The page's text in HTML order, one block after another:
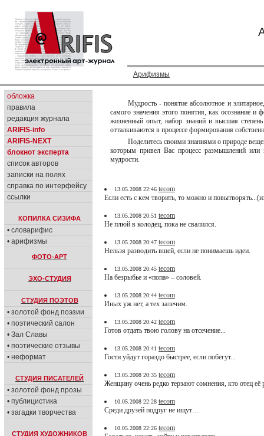
Арифизмы
обложка
правила
редакция журнала
ARIFIS-info
ARIFIS-NEXT
блокнот эксперта
список авторов
записки на полях
справка по интерфейсу
ссылки
КОПИЛКА СИЗИФА
• словарифис
• арифизмы
ФОТО-АРТ
ЭХО-СТУДИЯ
СТУДИЯ ПОЭТОВ
• золотой фонд поэзии
• поэтический салон
• Зал Славы
• поэтические отзывы
• неформат
СТУДИЯ ПИСАТЕЛЕЙ
• золотой фонд прозы
• публицистика
• загадки творчества
СТУДИЯ ХУДОЖНИКОВ
Мудрость - понятие абсолютное и
самого значения этого понятия, как осознание
жизненный опыт, набор знаний и высшая
отталкиваются в процессе формирования
Поделитесь своими знаниями о природе
которым привел Вас процесс размышлений или
мудрости.
13.05.2008 22:46 tecom
Если есть с кем творить, то можно и
13.05.2008 20:51 tecom
Не плюй в колодец, пока не свалился.
13.05.2008 20:47 tecom
Нельзя разводить вшей, если не понимаешь идеи.
13.05.2008 20:45 tecom
На безрыбье и «попа» – соловей.
13.05.2008 20:44 tecom
Иных уж нет, а тех залечим.
13.05.2008 20:42 tecom
Готов отдать твою голову на отсечение...
13.05.2008 20:41 tecom
Гости уйдут гораздо быстрее, если побегут...
13.05.2008 20:35 tecom
Женщину очень редко терзают сомнения, кто отец её
10.05.2008 22:28 tecom
Среди друзей подруг не ищут…
10.05.2008 22:26 tecom